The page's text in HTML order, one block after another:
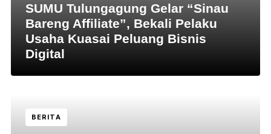
SUMU Tulungagung Gelar “Sinau
Bareng Affiliate”, Bekali Pelaku
Usaha Kuasai Peluang Bisnis
Digital
BERITA